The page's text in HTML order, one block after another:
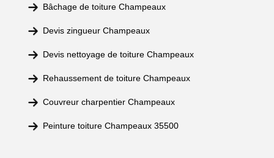
Bâchage de toiture Champeaux
Devis zingueur Champeaux
Devis nettoyage de toiture Champeaux
Rehaussement de toiture Champeaux
Couvreur charpentier Champeaux
Peinture toiture Champeaux 35500